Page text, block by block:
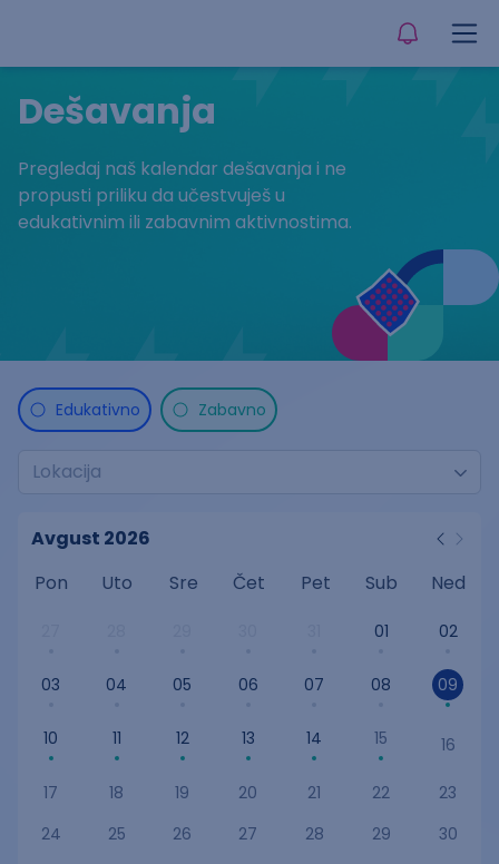
Dešavanja
Pregledaj naš kalendar dešavanja i ne
propusti priliku da učestvuješ u
edukativnim ili zabavnim aktivnostima.
Edukativno Zabavno
Lokacija
Avgust 2026
Pon
Uto Sre Čet Pet Sub Ned
01 02
03 04 05 06 07 08 09
10 11 12 13 14 15 16
17 18 19 20 21 22
23
24
25 26 27 28 29
30